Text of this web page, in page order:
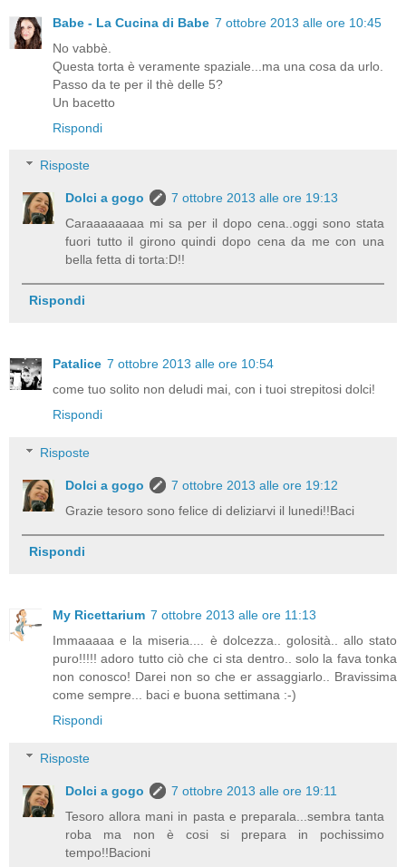
Babe - La Cucina di Babe 7 ottobre 2013 alle ore 10:45
No vabbè.
Questa torta è veramente spaziale...ma una cosa da urlo.
Passo da te per il thè delle 5?
Un bacetto
Rispondi
Risposte
Dolci a gogo
7 ottobre 2013 alle ore 19:13
Caraaaaaaaa mi sa per il dopo cena..oggi sono stata
fuori tutto il girono quindi dopo cena da me con una
bella fetta di torta:D!!
Rispondi
Patalice 7 ottobre 2013 alle ore 10:54
come tuo solito non deludi mai, con i tuoi strepitosi dolci!
Rispondi
Risposte
Dolci a gogo
7 ottobre 2013 alle ore 19:12
Grazie tesoro sono felice di deliziarvi il lunedi!!Baci
Rispondi
My Ricettarium 7 ottobre 2013 alle ore 11:13
Immaaaaa e la miseria.... è dolcezza.. golosità.. allo stato
puro!!!!! adoro tutto ciò che ci sta dentro.. solo la fava tonka
non conosco! Darei non so che er assaggiarlo.. Bravissima
come sempre... baci e buona settimana :-)
Rispondi
Risposte
Dolci a gogo
7 ottobre 2013 alle ore 19:11
Tesoro allora mani in pasta e preparala...sembra tanta
roba ma non è cosi si prepara in pochissimo
tempo!!Bacioni